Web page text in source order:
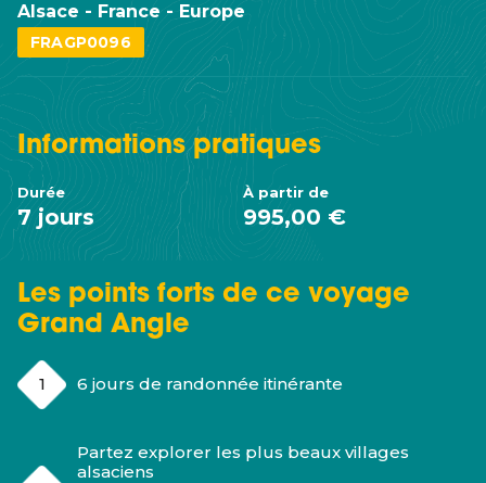
Alsace - France - Europe
FRAGP0096
Les points forts de ce voyage
Grand Angle
6 jours de randonnée itinérante
Partez explorer les plus beaux villages
alsaciens
Informationspratiques
Durée
7 jours
À partir de
995,00 €